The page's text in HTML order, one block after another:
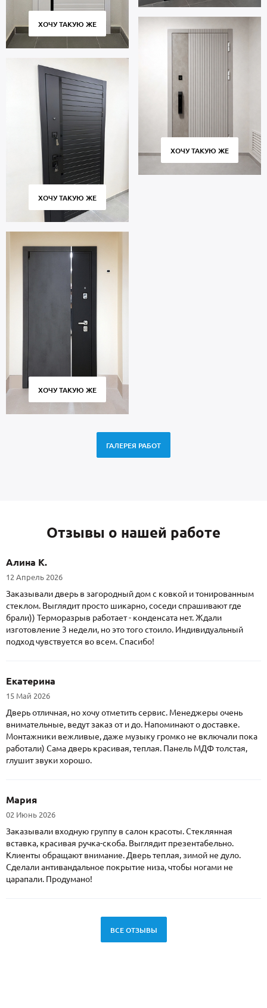
ХОЧУ ТАКУЮ ЖЕ
ХОЧУ ТАКУЮ ЖЕ
ХОЧУ ТАКУЮ ЖЕ
ХОЧУ ТАКУЮ ЖЕ
ГАЛЕРЕЯ РАБОТ
Отзывы о нашей работе
Алина К.
12 Апрель 2026
Заказывали дверь в загородный дом с ковкой и тонированным
стеклом. Выглядит просто шикарно, соседи спрашивают где
брали)) Терморазрыв работает - конденсата нет. Ждали
изготовление 3 недели, но это того стоило. Индивидуальный
подход чувствуется во всем. Спасибо!
Екатерина
15 Май 2026
Дверь отличная, но хочу отметить сервис. Менеджеры очень
внимательные, ведут заказ от и до. Напоминают о доставке.
Монтажники вежливые, даже музыку громко не включали пока
работали) Сама дверь красивая, теплая. Панель МДФ толстая,
глушит звуки хорошо.
Мария
02 Июнь 2026
Заказывали входную группу в салон красоты. Стеклянная
вставка, красивая ручка-скоба. Выглядит презентабельно.
Клиенты обращают внимание. Дверь теплая, зимой не дуло.
Сделали антивандальное покрытие низа, чтобы ногами не
царапали. Продумано!
ВСЕ ОТЗЫВЫ